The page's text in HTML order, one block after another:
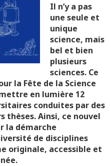
Il n’y a pas
une seule et
unique
science, mais
bel et bien
plusieurs
sciences. Ce
la Fête de la Science
en lumière 12
conduites par des
thèses. Ainsi, ce nouvel
la démarche
de disciplines
originale, accessible et